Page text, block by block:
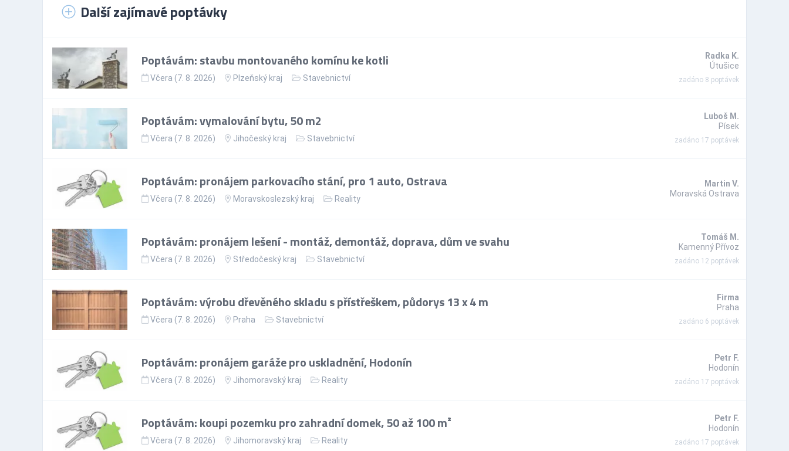
Další zajímavé poptávky
Poptávám: stavbu montovaného komínu ke kotli
Včera (7. 8. 2026) Plzeňský kraj Stavebnictví
Radka K.
Útušice
zadáno 8 poptávek
Poptávám: vymalování bytu, 50 m2
Včera (7. 8. 2026) Jihočeský kraj Stavebnictví
Luboš M.
Písek
zadáno 17 poptávek
Poptávám: pronájem parkovacího stání, pro 1 auto, Ostrava
Včera (7. 8. 2026) Moravskoslezský kraj Reality
Martin V.
Moravská Ostrava
Poptávám: pronájem lešení - montáž, demontáž, doprava, dům ve svahu
Včera (7. 8. 2026) Středočeský kraj Stavebnictví
Tomáš M.
Kamenný Přívoz
zadáno 12 poptávek
Poptávám: výrobu dřevěného skladu s přístřeškem, půdorys 13 x 4 m
Včera (7. 8. 2026) Praha Stavebnictví
Firma
Praha
zadáno 6 poptávek
Poptávám: pronájem garáže pro uskladnění, Hodonín
Včera (7. 8. 2026) Jihomoravský kraj Reality
Petr F.
Hodonín
zadáno 17 poptávek
Poptávám: koupi pozemku pro zahradní domek, 50 až 100 m²
Včera (7. 8. 2026) Jihomoravský kraj Reality
Petr F.
Hodonín
zadáno 17 poptávek